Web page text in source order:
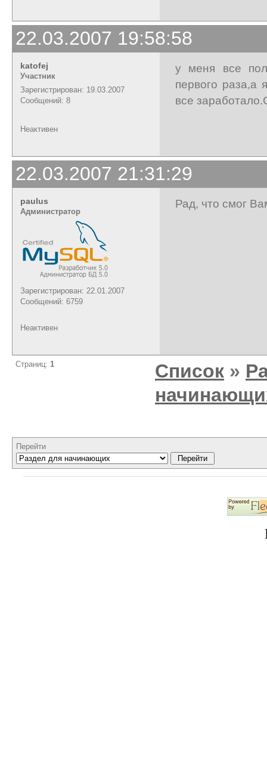
22.03.2007 19:58:58
katofej
Участник
Зарегистрирован: 19.03.2007
Сообщений: 8
у меня все
первого раза,а
все
Неактивен
22.03.2007 21:31:29
paulus
Администратор
Зарегистрирован: 22.01.2007
Сообщений: 6759
Рад, что смог
Неактивен
Страниц: 1 Список »
Перейти